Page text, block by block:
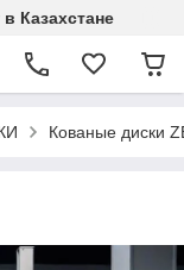
Казахстане
Кованые диски